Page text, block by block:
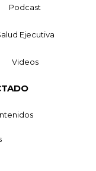
Podcast
Ejecutiva
Videos